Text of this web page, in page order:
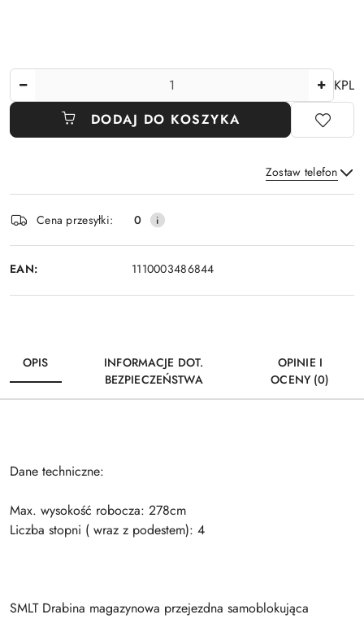
KPL
DODAJ DO KOSZYKA
Zostaw telefon
Wyślij
i
dostawa
Cena przesyłki: 0
EAN: 1110003486844
OPIS
INFORMACJE DOT.
BEZPIECZEŃSTWA
OPINIE I
OCENY (0)
Dane techniczne:
Max. wysokość robocza: 278cm
Liczba stopni ( wraz z podestem): 4
SMLT Drabina magazynowa przejezdna samoblokująca